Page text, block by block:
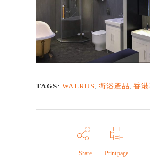
TAGS: WALRUS, 衛浴產品, 香
Share Print page